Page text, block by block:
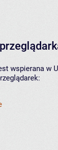
wspierana w